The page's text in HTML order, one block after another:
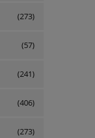
(273)
(57)
(241)
(406)
(273)